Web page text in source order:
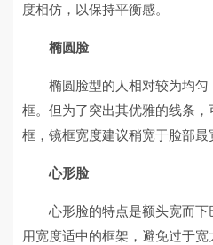
度相仿，以保持平衡感。
椭圆脸
椭圆脸型的人相对较为均
框。但为了突出其优雅的线条
框，镜框宽度建议稍宽于脸部最
心形脸
心形脸的特点是额头宽而
用宽度适中的框架，避免过于